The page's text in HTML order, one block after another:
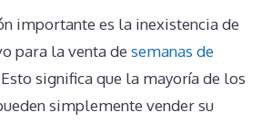
importante es la inexistencia de
para la venta de semanas de
significa que la mayoría de los
simplemente vender su